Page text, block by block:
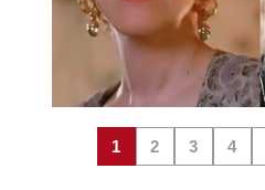
1 2 3 4